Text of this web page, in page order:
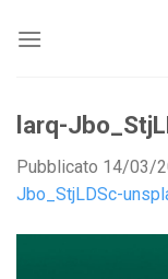
larq-
Pubblicato 14/03/
Jbo_StjLDSc-